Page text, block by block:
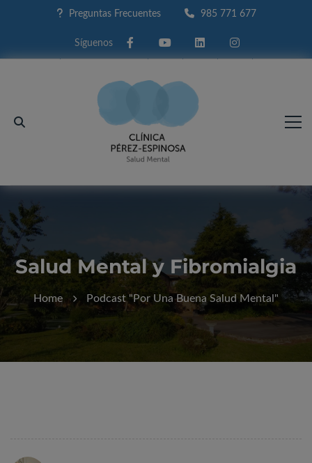
Preguntas Frecuentes 985 771 677
FacebookYoutube LinkedinInstagram
Salud Mental y Fibromialgia
Home Podcast "Por Una Buena Salud Mental"